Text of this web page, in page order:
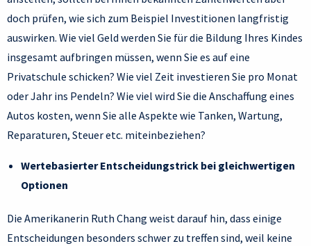
doch prüfen, wie sich zum Beispiel Investitionen langfristig
auswirken. Wie viel Geld werden Sie für die Bildung Ihres Kindes
insgesamt aufbringen müssen, wenn Sie es auf eine
Privatschule schicken? Wie viel Zeit investieren Sie pro Monat
oder Jahr ins Pendeln? Wie viel wird Sie die Anschaffung eines
Autos kosten, wenn Sie alle Aspekte wie Tanken, Wartung,
Reparaturen, Steuer etc. miteinbeziehen?
Wertebasierter Entscheidungstrick bei gleichwertigen
Optionen
Die Amerikanerin Ruth Chang weist darauf hin, dass einige
Entscheidungen besonders schwer zu treffen sind, weil keine